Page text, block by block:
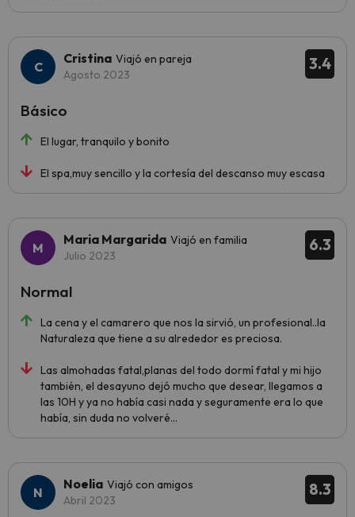
3.4
Cristina Viajó en pareja
Agosto 2023
El lugar, tranquilo y bonito
El spa,muy sencillo y la cortesía del descanso muy escasa
Básico
6.3
Maria Margarida Viajó en familia
Julio 2023
La cena y el camarero que nos la sirvió, un profesional..la
Naturaleza que tiene a su alrededor es preciosa.
Las almohadas fatal,planas del todo dormí fatal y mi hijo
también, el desayuno dejó mucho que desear, llegamos a
las 10H y ya no había casi nada y seguramente era lo que
había, sin duda no volveré...
Normal
8.3
Noelia Viajó con amigos
Abril 2023